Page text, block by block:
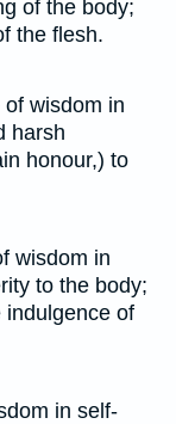
of the body;
the flesh.
wisdom in
harsh
honour,) to
wisdom in
to the body;
indulgence of
in self-